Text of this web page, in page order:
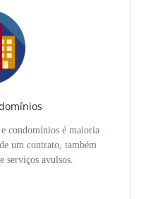
condomínios é maioria
um contrato, também
serviços avulsos.